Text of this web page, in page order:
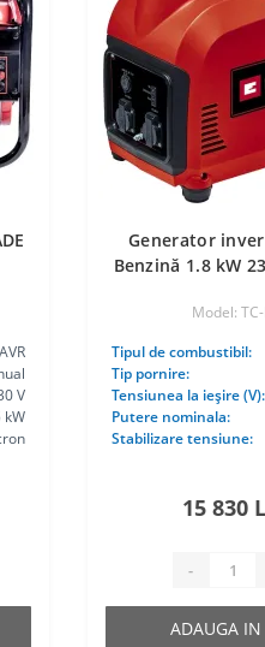
V
kW
Generator
Benzină 1.8 kW
Model:
Tipul de combustibil:
Tip pornire:
Tensiunea la ieşire (V):
Putere nominala:
Stabilizare tensiune:
15 830
-
ADAUGA IN